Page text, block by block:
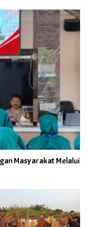
Masyarakat Melalui